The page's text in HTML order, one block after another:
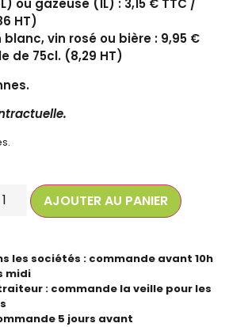
ou gazeuse (1L) : 3,15 € TTC /
HT)
blanc, vin rosé ou bière : 9,95 €
de 75cl. (8,29 HT)
AJOUTER AU PANIER
les sociétés : commande avant 10h
midi
: commande la veille pour les
5 jours avant